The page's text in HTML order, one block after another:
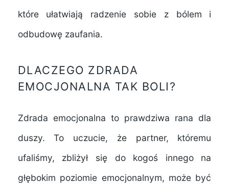
które ułatwiają radzenie sobie z bólem i
odbudowę zaufania.
DLACZEGO ZDRADA
EMOCJONALNA TAK BOLI?
Zdrada emocjonalna to prawdziwa rana dla
duszy. To uczucie, że partner, któremu
ufaliśmy, zbliżył się do kogoś innego na
głębokim poziomie emocjonalnym, może być